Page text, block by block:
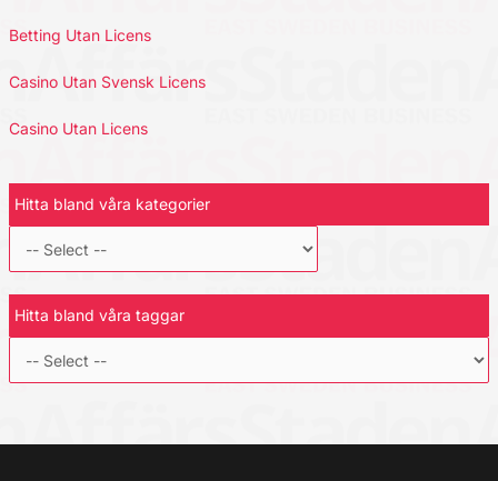
Betting Utan Licens
Casino Utan Svensk Licens
Casino Utan Licens
Hitta bland våra kategorier
Hitta bland våra taggar